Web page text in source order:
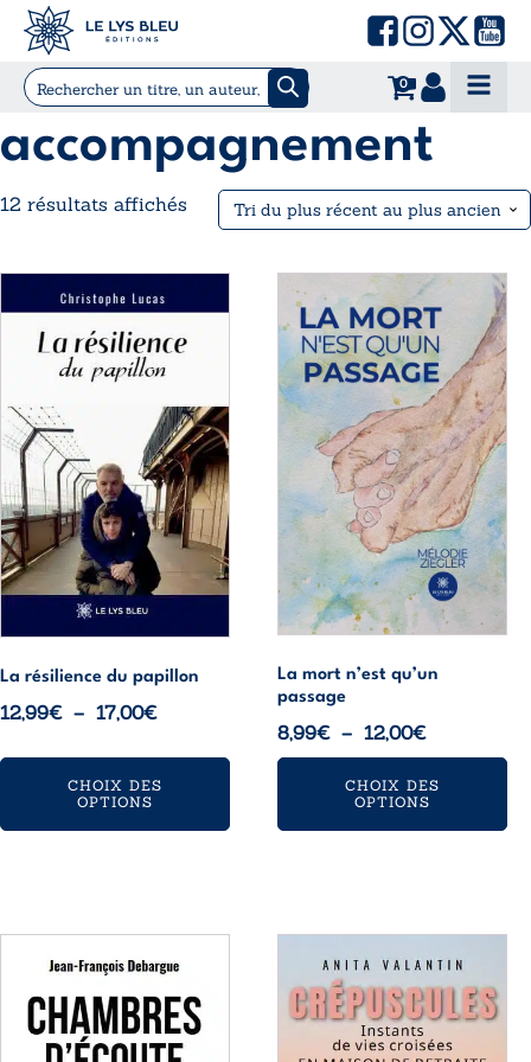
0
accompagnement
12 résultats affichés Trié
au
plus
La résilience du papillon
12,99€ – 17,00€Plage
à
CHOIX DES
OPTIONS
produit
plusieurs
variations.
Les
options
peuvent
être
choisies
sur
page
du
produit
La mort n’est qu’un
passage
8,99€ – 12,00€Plage
de
prix :
CHOIX DES
OPTIONS
Ce
produit
plusieurs
variations.
options
peuvent
être
choisies
sur
la
page
du
produit
produit
plusieurs
produit
plusieurs